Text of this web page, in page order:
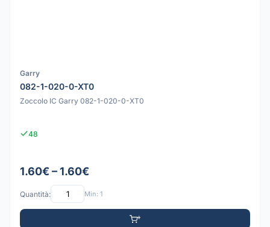
Garry
082-1-020-0-XT0
Zoccolo IC Garry 082-1-020-0-XT0
48
1.60€ – 1.60€
Quantità: Min: 1